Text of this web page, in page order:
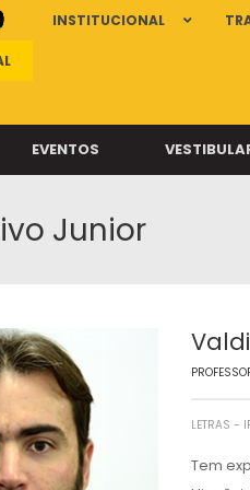
INSTITUCIONAL
EVENTOS
Junior
LETRAS -
Tem